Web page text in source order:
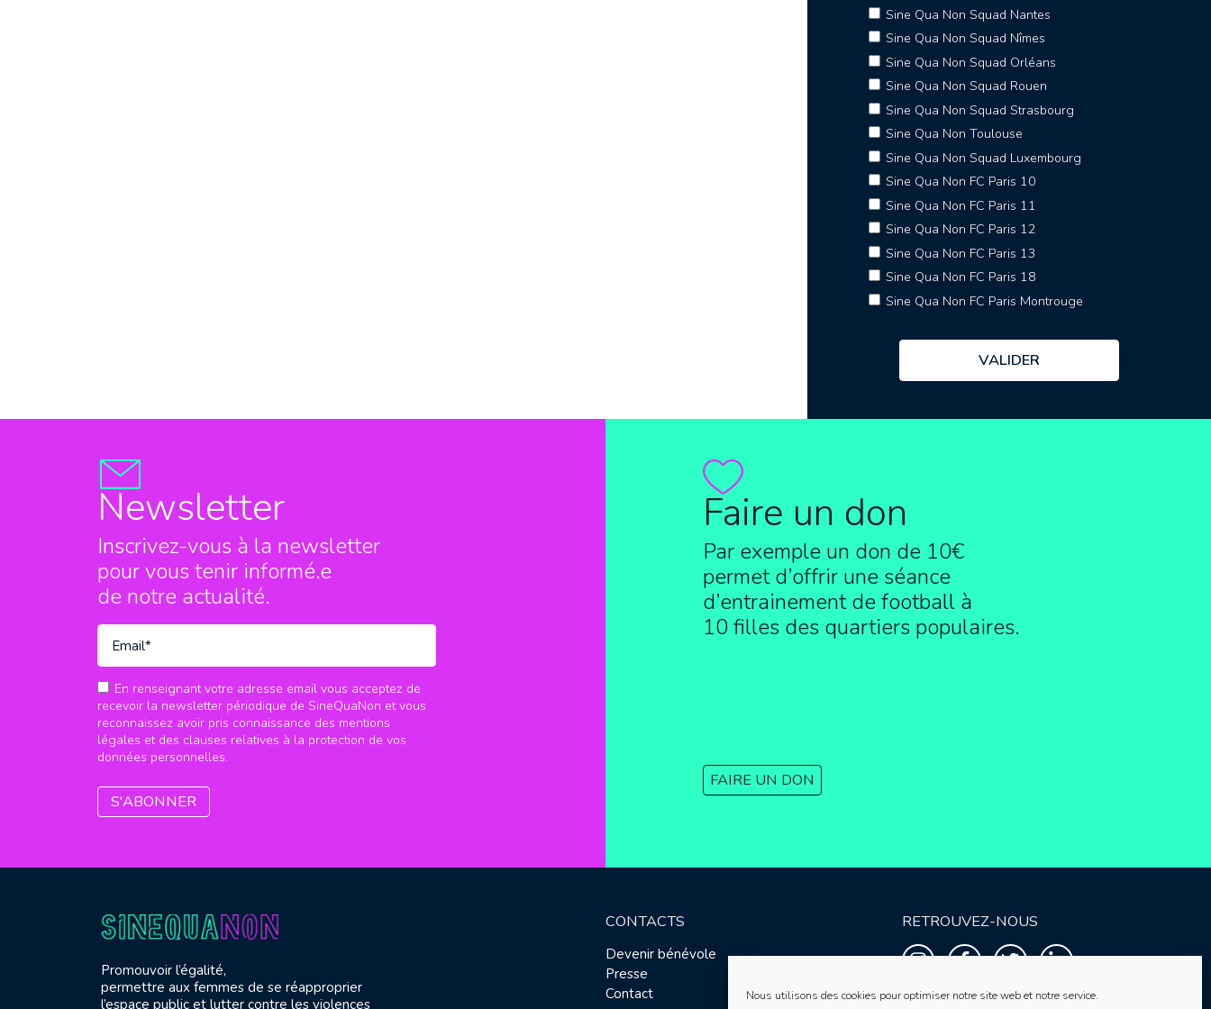
Nous utilisons des cookies pour optimiser notre site web et notre service.
Sine Qua Non Squad Nantes
Sine Qua Non Squad Nîmes
Sine Qua Non Squad Orléans
Sine Qua Non Squad Rouen
Sine Qua Non Squad Strasbourg
Sine Qua Non Toulouse
Sine Qua Non Squad Luxembourg
Sine Qua Non FC Paris 10
Sine Qua Non FC Paris 11
Sine Qua Non FC Paris 12
Sine Qua Non FC Paris 13
Sine Qua Non FC Paris 18
Sine Qua Non FC Paris Montrouge
Newsletter
Inscrivez-vous à la newsletter
pour vous tenir informé.e
de notre actualité.
En renseignant votre adresse email vous acceptez de
recevoir la newsletter périodique de SineQuaNon et vous
reconnaissez avoir pris connaissance des mentions
légales et des clauses relatives à la protection de vos
données personnelles.
Faire un don
Par exemple un don de 10€
permet d’offrir une séance
d’entrainement de football à
10 filles des quartiers populaires.
FAIRE UN DON
Promouvoir l’égalité,
permettre aux femmes de se réapproprier
l’espace public et lutter contre les violences
CONTACTS
Devenir bénévole
Presse
Contact
RETROUVEZ-NOUS